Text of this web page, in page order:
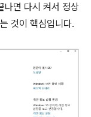
나면 다시 켜서 정상
것이 핵심입니다.